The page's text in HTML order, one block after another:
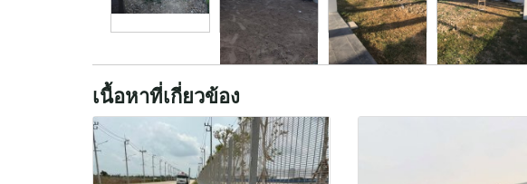
เนื้อหาที่เกี่ยวข้อง